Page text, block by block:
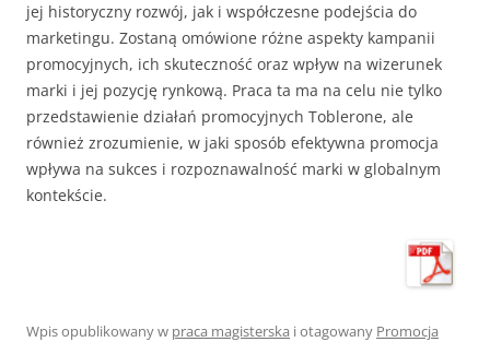
jej historyczny rozwój, jak i współczesne podejścia do
marketingu. Zostaną omówione różne aspekty kampanii
promocyjnych, ich skuteczność oraz wpływ na wizerunek
marki i jej pozycję rynkową. Praca ta ma na celu nie tylko
przedstawienie działań promocyjnych Toblerone, ale
również zrozumienie, w jaki sposób efektywna promocja
wpływa na sukces i rozpoznawalność marki w globalnym
kontekście.
Wpis opublikowany w praca magisterska i otagowany Promocja